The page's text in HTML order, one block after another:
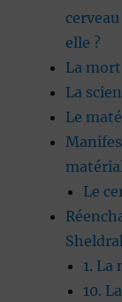
elle ?
La
La
Le
Le
1. La
10.